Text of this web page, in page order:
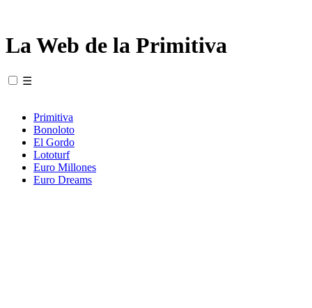
La Web de la Primitiva
☰
Primitiva
Bonoloto
El Gordo
Lototurf
Euro Millones
Euro Dreams